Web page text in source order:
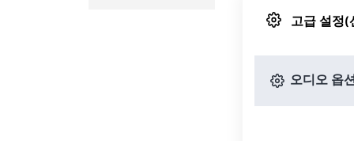
고급 설정(
오디오 옵